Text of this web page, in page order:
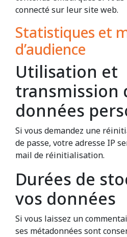
connecté sur leur site web.
Statistiques et
d’audience
Utilisation et
transmission
données
Si vous demandez une
de passe, votre adresse IP
mail de réinitialisation.
Durées de
vos données
Si vous laissez un
ses métadonnées sont